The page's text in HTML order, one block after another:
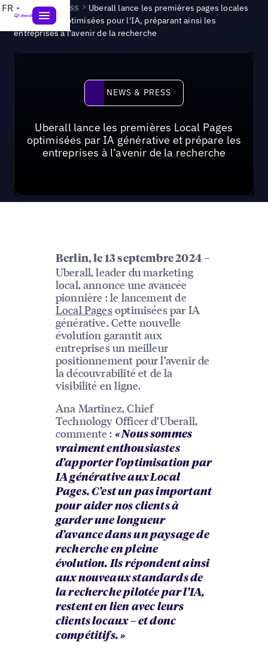
FR News & Press > Uberall lance les premières pages locales
génératives optimisées pour l'IA, préparant ainsi les
entreprises à l'avenir de la recherche
News & Press
NEWS & PRESS
Uberall lance les premières Local Pages
optimisées par IA générative et prépare les
entreprises à l’avenir de la recherche
Berlin, le 13 septembre 2024–
Uberall, leader du marketing
local, annonce une avancée
pionnière : le lancement de
Local Pagesoptimisées par IA
générative. Cette nouvelle
évolution garantit aux
entreprises un meilleur
positionnement pour l’avenir de
la découvrabilité et de la
visibilité en ligne.
Ana Martinez, Chief
Technology Officer d’Uberall,
commente : « Nous sommes
vraiment enthousiastes
d’apporter l’optimisation par
IA générative aux Local
Pages. C’est un pas important
pour aider nos clients à
garder une longueur
d’avance dans un paysage de
recherche en pleine
évolution. Ils répondent ainsi
aux nouveaux standards de
la recherche pilotée par l’IA,
restent en lien avec leurs
clients locaux – et donc
compétitifs. »